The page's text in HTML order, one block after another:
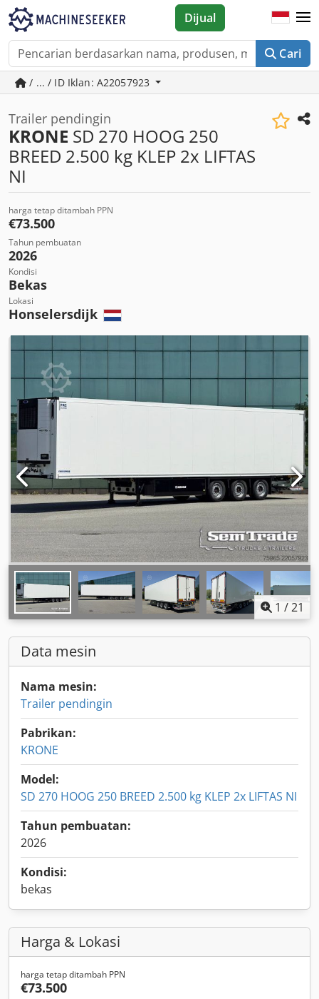
Cari
Dijual
/ ... / ID Iklan: A22057923
Trailer pendingin
KRONE SD 270 HOOG 250
BREED 2.500 kg KLEP 2x LIFTAS
NI
harga tetap ditambah PPN
€73.500
Tahun pembuatan
2026
Kondisi
Bekas
Lokasi
Honselersdijk
1 /21
Data mesin
Nama mesin:
Trailer pendingin
Pabrikan:
KRONE
Model:
SD 270 HOOG 250 BREED 2.500 kg KLEP 2x LIFTAS NI
Tahun pembuatan:
2026
Kondisi:
bekas
Harga & Lokasi
harga tetap ditambah PPN
€73.500